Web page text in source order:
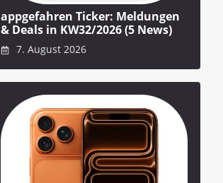
appgefahren Ticker: Meldungen
& Deals in KW32/2026 (5 News)
7. August 2026